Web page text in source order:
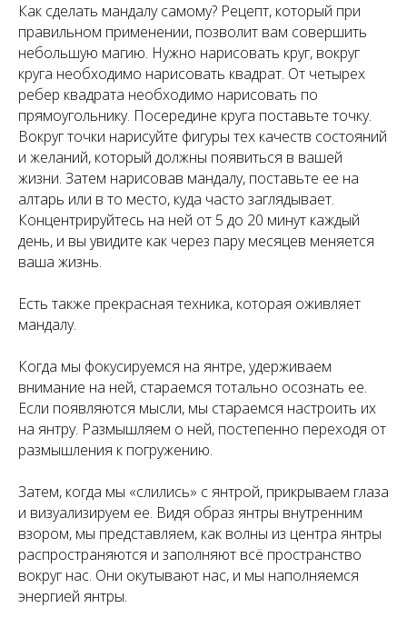
Как сделать мандалу самому? Рецепт, который при
правильном применении, позволит вам совершить
небольшую магию. Нужно нарисовать круг, вокруг
круга необходимо нарисовать квадрат. От четырех
ребер квадрата необходимо нарисовать по
прямоугольнику. Посередине круга поставьте точку.
Вокруг точки нарисуйте фигуры тех качеств состояний
и желаний, который должны появиться в вашей
жизни. Затем нарисовав мандалу, поставьте ее на
алтарь или в то место, куда часто заглядывает.
Концентрируйтесь на ней от 5 до 20 минут каждый
день, и вы увидите как через пару месяцев меняется
ваша жизнь.
Есть также прекрасная техника, которая оживляет
мандалу.
Когда мы фокусируемся на янтре, удерживаем
внимание на ней, стараемся тотально осознать ее.
Если появляются мысли, мы стараемся настроить их
на янтру. Размышляем о ней, постепенно переходя от
размышления к погружению.
Затем, когда мы «слились» с янтрой, прикрываем глаза
и визуализируем ее. Видя образ янтры внутренним
взором, мы представляем, как волны из центра янтры
распространяются и заполняют всё пространство
вокруг нас. Они окутывают нас, и мы наполняемся
энергией янтры.